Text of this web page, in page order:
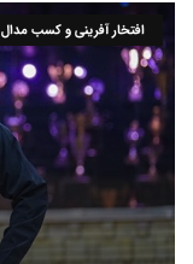
افتخار آفرینی و کسب مدال